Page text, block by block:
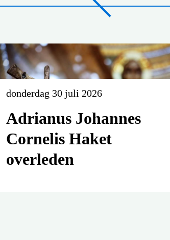
donderdag 30 juli 2026
Adrianus Johannes
Cornelis Haket
overleden